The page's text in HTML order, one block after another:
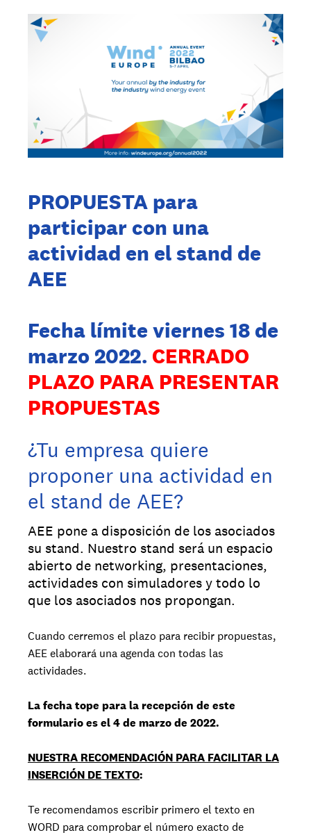
PROPUESTA para
participar con una
actividad en el stand de
AEE
Fecha límite viernes 18 de
marzo 2022. CERRADO
PLAZO PARA PRESENTAR
PROPUESTAS
¿Tu empresa quiere
proponer una actividad en
el stand de AEE?
AEE pone a disposición de los asociados
su stand. Nuestro stand será un espacio
abierto de networking, presentaciones,
actividades con simuladores y todo lo
que los asociados nos propongan.
Cuando cerremos el plazo para recibir propuestas,
AEE elaborará una agenda con todas las
actividades.
La fecha tope para la recepción de este
formulario es el 4 de marzo de 2022.
NUESTRA RECOMENDACIÓN PARA FACILITAR LA
INSERCIÓN DE TEXTO:
Te recomendamos escribir primero el texto en
WORD para comprobar el número exacto de